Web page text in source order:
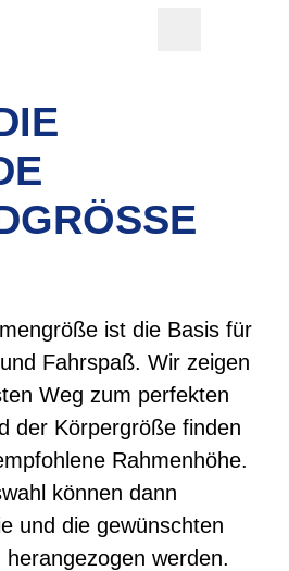
W
ist die Basis für
Fahrspaß. Wir zeigen
Weg zum perfekten
der Körpergröße finden
Rahmenhöhe.
können dann
und die gewünschten
werden.